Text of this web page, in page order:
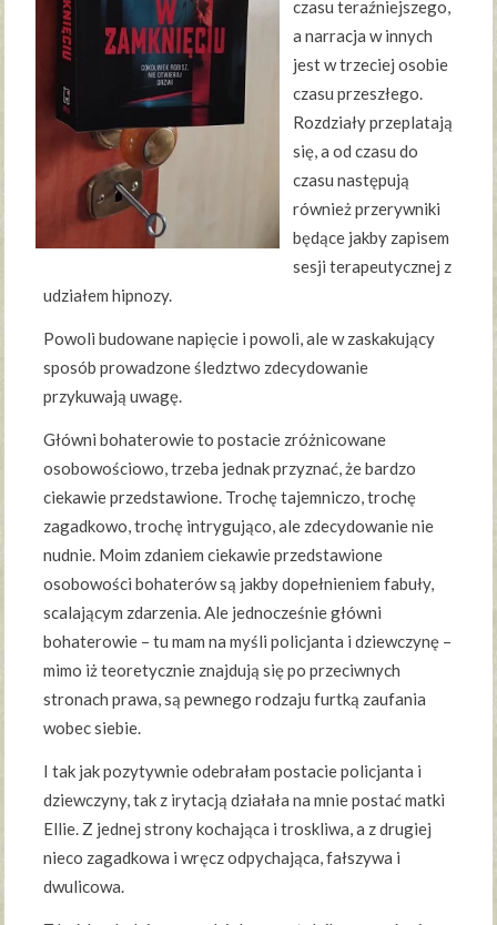
czasu teraźniejszego,
a narracja w innych
jest w trzeciej osobie
czasu przeszłego.
Rozdziały przeplatają
się, a od czasu do
czasu następują
również przerywniki
będące jakby zapisem
sesji terapeutycznej z
udziałem hipnozy.
Powoli budowane napięcie i powoli, ale w zaskakujący
sposób prowadzone śledztwo zdecydowanie
przykuwają uwagę.
Główni bohaterowie to postacie zróżnicowane
osobowościowo, trzeba jednak przyznać, że bardzo
ciekawie przedstawione. Trochę tajemniczo, trochę
zagadkowo, trochę intrygująco, ale zdecydowanie nie
nudnie. Moim zdaniem ciekawie przedstawione
osobowości bohaterów są jakby dopełnieniem fabuły,
scalającym zdarzenia. Ale jednocześnie główni
bohaterowie – tu mam na myśli policjanta i dziewczynę –
mimo iż teoretycznie znajdują się po przeciwnych
stronach prawa, są pewnego rodzaju furtką zaufania
wobec siebie.
I tak jak pozytywnie odebrałam postacie policjanta i
dziewczyny, tak z irytacją działała na mnie postać matki
Ellie. Z jednej strony kochająca i troskliwa, a z drugiej
nieco zagadkowa i wręcz odpychająca, fałszywa i
dwulicowa.